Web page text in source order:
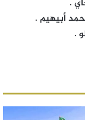
.
أبيهيم .
.